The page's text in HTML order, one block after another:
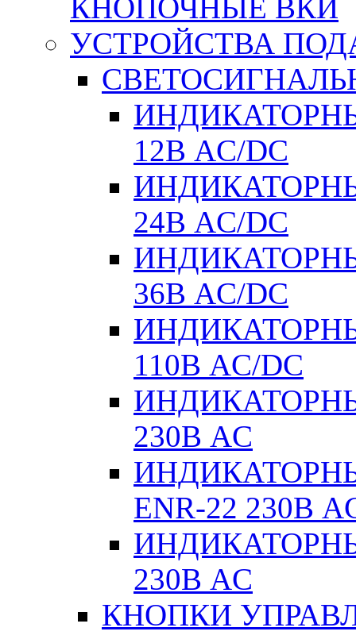
КНОПОЧНЫЕ ВКИ
УСТРОЙСТВА
12В AC/DC
24В AC/DC
36В AC/DC
110В AC/DC
230В AC
ENR-22 230В
230В AC
КНОПКИ